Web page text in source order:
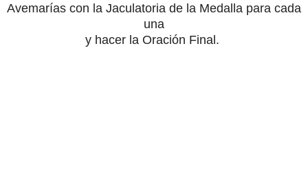
Avemarías con la Jaculatoria de la Medalla para cada
una
y hacer la Oración Final.